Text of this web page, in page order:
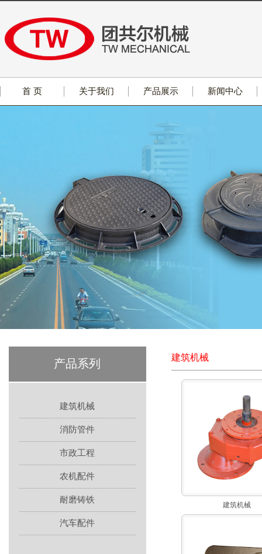
首 页 关于我们 产品展示 新闻中心
产品系列
建筑机械
消防管件
市政工程
农机配件
耐磨铸铁
汽车配件
建筑机械
建筑机械